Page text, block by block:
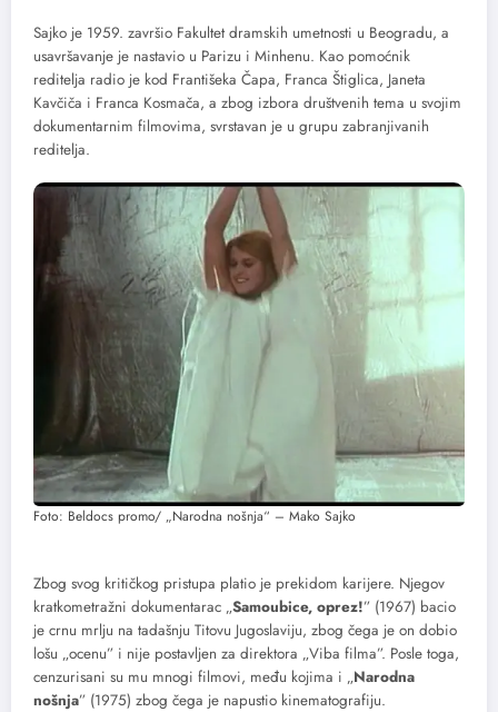
Sajko je 1959. završio Fakultet dramskih umetnosti u Beogradu, a
usavršavanje je nastavio u Parizu i Minhenu. Kao pomoćnik
reditelja radio je kod Františeka Čapa, Franca Štiglica, Janeta
Kavčiča i Franca Kosmača, a zbog izbora društvenih tema u svojim
dokumentarnim filmovima, svrstavan je u grupu zabranjivanih
reditelja.
Foto: Beldocs promo/ „Narodna nošnja“ – Mako Sajko
Zbog svog kritičkog pristupa platio je prekidom karijere. Njegov
kratkometražni dokumentarac „Samoubice, oprez!” (1967) bacio
je crnu mrlju na tadašnju Titovu Jugoslaviju, zbog čega je on dobio
lošu „ocenu” i nije postavljen za direktora „Viba filma”. Posle toga,
cenzurisani su mu mnogi filmovi, među kojima i „Narodna
nošnja” (1975) zbog čega je napustio kinematografiju.